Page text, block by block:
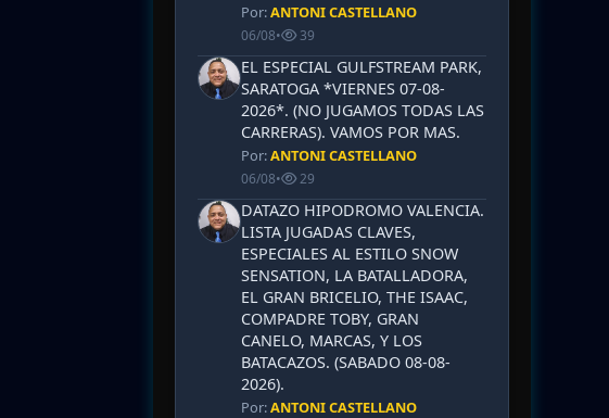
Por:ANTONI CASTELLANO
06/08• 39
EL ESPECIAL GULFSTREAM PARK,
SARATOGA *VIERNES 07-08-
2026*. (NO JUGAMOS TODAS LAS
CARRERAS). VAMOS POR MAS.
Por:ANTONI CASTELLANO
06/08• 29
DATAZO HIPODROMO VALENCIA.
LISTA JUGADAS CLAVES,
ESPECIALES AL ESTILO SNOW
SENSATION, LA BATALLADORA,
EL GRAN BRICELIO, THE ISAAC,
COMPADRE TOBY, GRAN
CANELO, MARCAS, Y LOS
BATACAZOS. (SABADO 08-08-
2026).
Por:ANTONI CASTELLANO